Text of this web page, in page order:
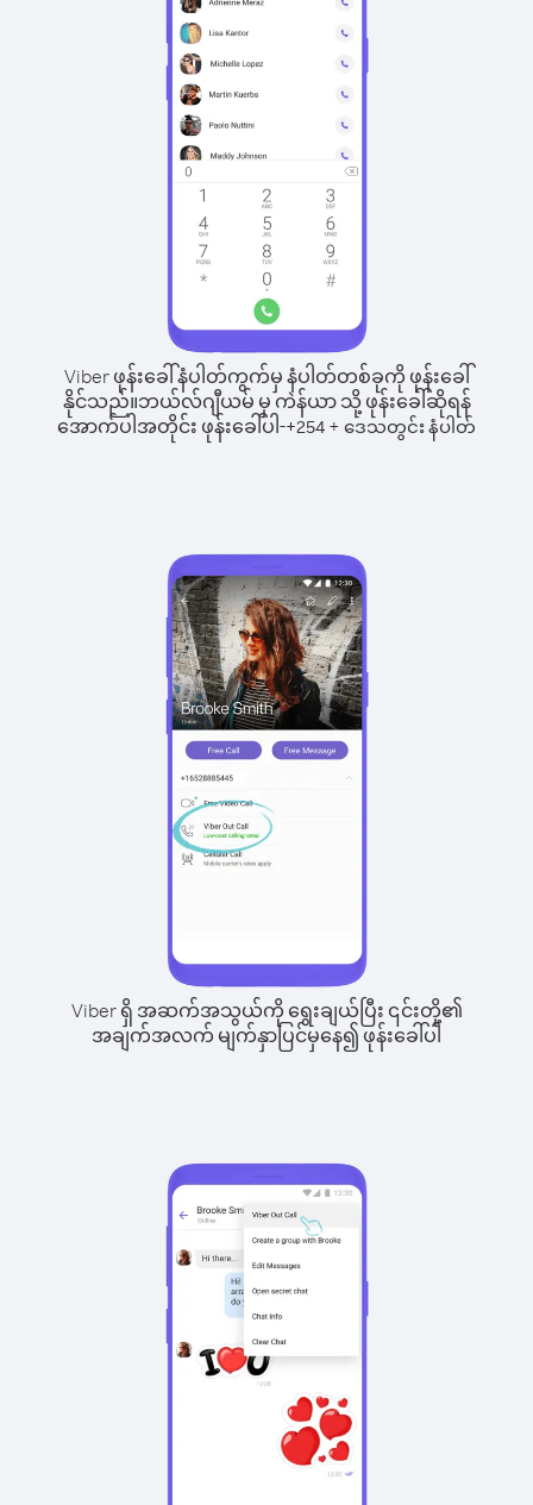
Viber ဖုန်းခေါ်နံပါတ်ကွက်မှ နံပါတ်တစ်ခုကို ဖုန်းခေါ်
နိုင်သည်။ဘယ်လ်ဂျီယမ် မှ ကဲန်ယာ သို့ ဖုန်းခေါ်ဆိုရန်
အောက်ပါအတိုင်း ဖုန်းခေါ်ပါ-+254 + ဒေသတွင်း နံပါတ်
Viber ရှိ အဆက်အသွယ်ကို ရွေးချယ်ပြီး ၎င်းတို့၏
အချက်အလက် မျက်နှာပြင်မှနေ၍ ဖုန်းခေါ်ပါ